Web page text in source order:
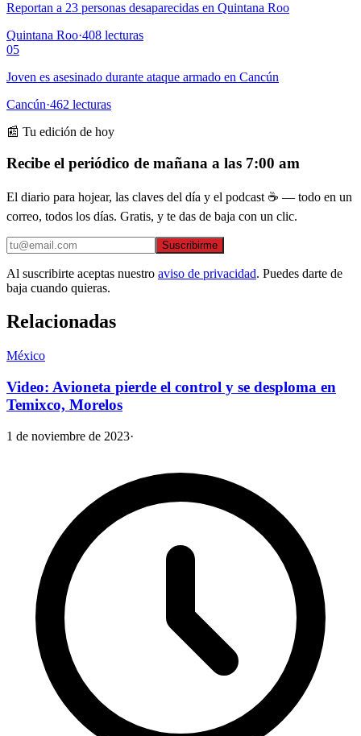
Reportan a 23 personas desaparecidas en Quintana Roo
Quintana Roo·408 lecturas
05
Joven es asesinado durante ataque armado en Cancún
Cancún·462 lecturas
📰 Tu edición de hoy
Recibe el periódico de mañana a las 7:00 am
El diario para hojear, las claves del día y el podcast ☕ — todo en un
correo, todos los días. Gratis, y te das de baja con un clic.
Suscribirme
Al suscribirte aceptas nuestro aviso de privacidad. Puedes darte de
baja cuando quieras.
Relacionadas
México
Video: Avioneta pierde el control y se desploma en
Temixco, Morelos
1 de noviembre de 2023·